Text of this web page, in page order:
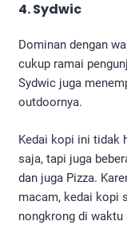
4. Sydwic
Dominan dengan
cukup ramai
Sydwic juga
outdoornya.
Kedai kopi ini tidak
saja, tapi juga
dan juga Pizza.
macam, kedai kopi
nongkrong di waktu